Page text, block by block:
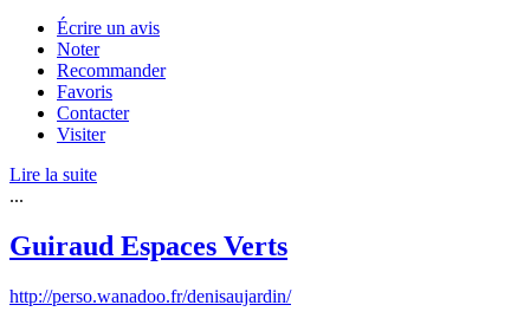
Écrire un avis
Noter
Recommander
Favoris
Contacter
Visiter
Lire la suite
...
Guiraud Espaces Verts
http://perso.wanadoo.fr/denisaujardin/